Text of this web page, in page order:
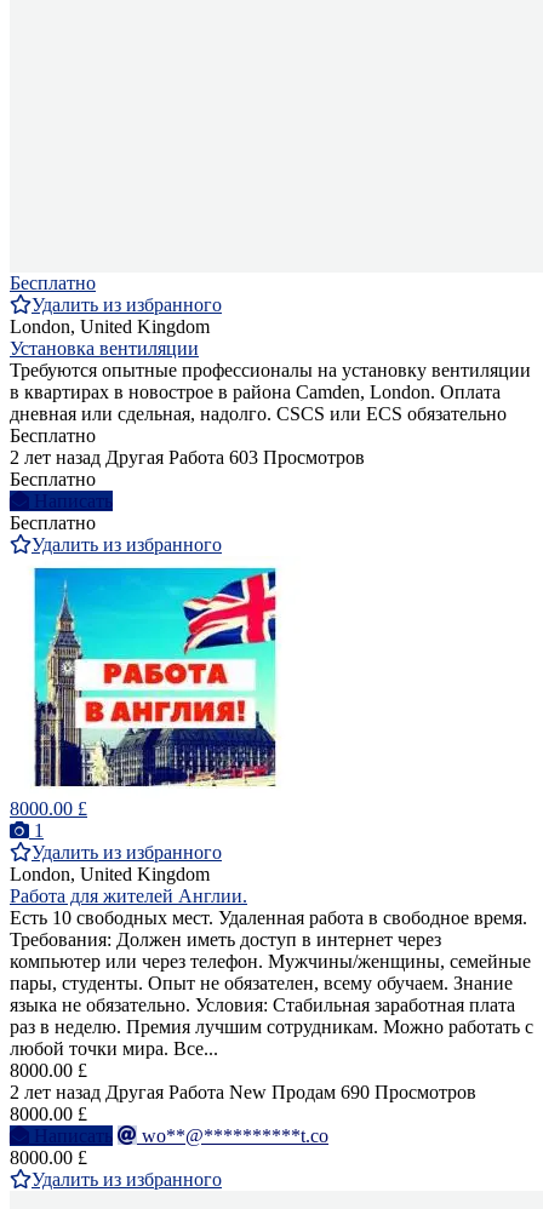
Бесплатно
Удалить из избранного
London, United Kingdom
Установка вентиляции
Требуются опытные профессионалы на установку вентиляции
в квартирах в новострое в района Camden, London. Оплата
дневная или сдельная, надолго. CSCS или ECS обязательно
Бесплатно
2 лет назад Другая Работа 603 Просмотров
Бесплатно
Написать
Бесплатно
Удалить из избранного
8000.00 £
1
Удалить из избранного
London, United Kingdom
Работа для жителей Англии.
Есть 10 свободных мест. Удаленная работа в свободное время.
Требования: Должен иметь доступ в интернет через
компьютер или через телефон. Мужчины/женщины, семейные
пары, студенты. Опыт не обязателен, всему обучаем. Знание
языка не обязательно. Условия: Стабильная заработная плата
раз в неделю. Премия лучшим сотрудникам. Можно работать с
любой точки мира. Все...
8000.00 £
2 лет назад Другая Работа New Продам 690 Просмотров
8000.00 £
Написать
wo**@**********t.co
8000.00 £
Удалить из избранного